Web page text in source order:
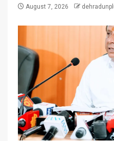
August 7, 2026